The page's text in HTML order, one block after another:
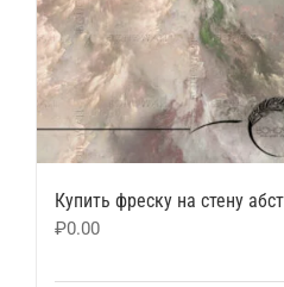
Купить фреску на стену
₽0.00